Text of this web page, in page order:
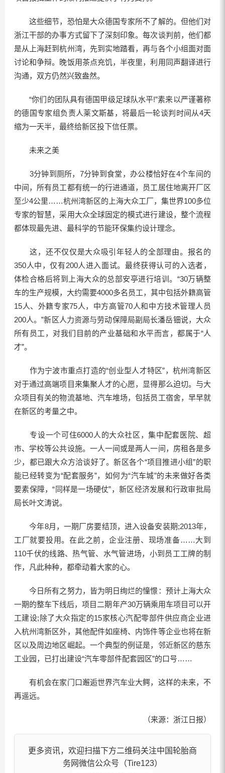
这些细节，恐怕是大众德国专家所不了解的。但他们对
浙江干部的办事方式留下了深刻印象。每次谈判前，他们都
是从上海赶到杭州湾，先到实地踏看，再与各个小组面对面
讨论和争辩。晚饭用茶点充饥，半夜里，利用同声翻译进行
沟通，双方仍然兴致盎然。
“你们的团队具有德国甲级足球队水平!”素来以严谨著称
的德国专家组负责人莱文斯基，将最后一轮谈判时间从4天
缩为一天半，最终给新区投下信任票。
未来之美
3分钟到厕所，7分钟到食堂，办公楼恰好在4个车间的
中间，所有员工都有统一的行进通道，员工居住地离开厂区
至少4公里……杭州湾新区的上海大众工厂，集世界100多位
专家的智慧，采用大众全球固定的模式进行建设，整个流程
都体现最先进、最科学的节能环保集约设计理念。
这，还不仅仅是大众吸引年轻人的全部理由。报名的
350人中，仅有200人进入面试。最终获得认可的入选者，
体检合格后将到上海大众的总部安亭进行培训。“30万辆整
车的生产规模，大约需要4000多名员工，其中包括外籍高管
15人、外籍专家75人，中方高管70人和中方技术管理人员
200人。”新区人力资源与劳动保障局副局长潘岳钿说，大众
所有员工，对我们目前的产业基础和水平而言，都属于“人
才”。
作为宁波市重点打造的“创业型人才特区”，杭州湾新区
对于通过高端项目来集聚人才的心愿，显得那么迫切。与大
众项目有关的物流基地、汽车堆场，包括员工宿舍，早早就
在新区的考量之中。
专设一个可住6000人的大众社区，集中配套医院、超
市、学校等公共设施。一人一间或是两人一间，房租各是多
少，都已跟大众方洽谈好了。新区各个“项目推进小组”的职
能已经转变为“配套服务”，如何为“汽车城”的未来做好各类
要素保障，“同样是一场硬仗”，新区经济发展和行政审批局
局长叶文涛说。
今年8月，一期厂房要结顶，进入设备安装期;2013年，
工厂就要投用。在此之前，企业注册、现场准备……大到
110千伏的线路、热气管、水气管进场，小到员工工牌的制
作，凡此种种，都牵动着大家的心。
今日所有之努力，皆为明日绚烂的憧憬：预计上海大众
一期的整车下线后，项目二期年产30万辆乘用车项目可以开
工建设;除了大众指定的15家核心汽配零部件供应商企业进
入杭州湾新区外，其他配件如座椅、内饰件等企业也将在新
区以及周边地区崛起。一个典型的例证是，邻近新区的慈东
工业园，已打出建设“汽车零部件配套园区”的口号……
有机会在家门口邂逅世界汽车业大鳄，这样的未来，不
再遥远。
（来源：浙江日报）
更多资讯，欢迎扫描下方二维码关注中国轮胎商
务网微信公众号（Tire123）